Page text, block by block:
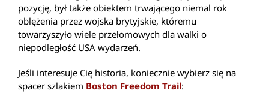
pozycję, był także obiektem trwającego niemal rok
oblężenia przez wojska brytyjskie, któremu
towarzyszyło wiele przełomowych dla walki o
niepodległość USA wydarzeń.
Jeśli interesuje Cię historia, koniecznie wybierz się na
spacer szlakiem Boston Freedom Trail: